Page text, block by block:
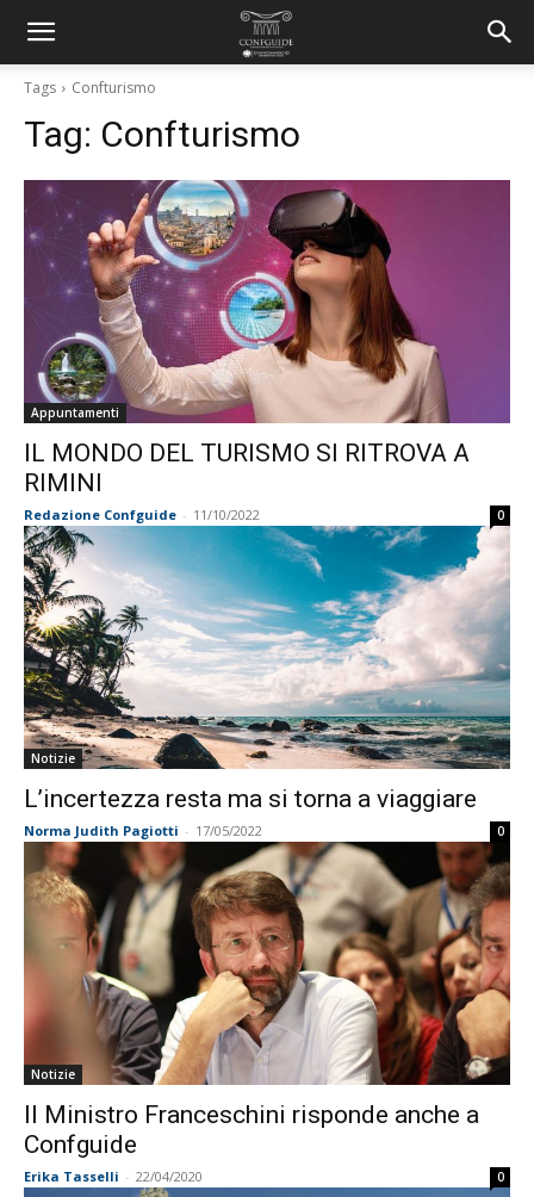
Tags Confturismo
Tag: Confturismo
Appuntamenti
IL MONDO DEL TURISMO SI RITROVA A
RIMINI
Redazione Confguide - 11/10/2022 0
Notizie
L’incertezza resta ma si torna a viaggiare
Norma Judith Pagiotti - 17/05/2022 0
Notizie
Il Ministro Franceschini risponde anche a
Confguide
Erika Tasselli - 22/04/2020 0